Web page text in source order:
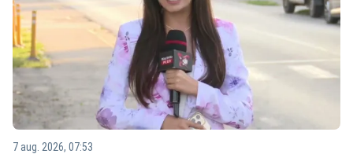
7 aug. 2026, 07:53